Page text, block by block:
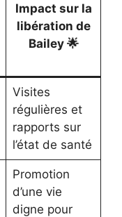
Impact sur la
libération de
Bailey 🌟
Visites
régulières et
rapports sur
l’état de santé
Promotion
d’une vie
digne pour